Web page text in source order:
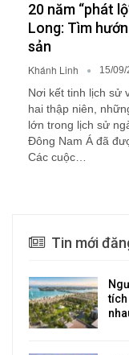
20 năm “phát
Long: Tìm
sản
Khánh Linh 15/09/
Nơi kết tinh lịch sử
hai thập niên,
lớn trong lịch sử
Đông Nam Á đã
Các cuộc…
Tin mới
tích